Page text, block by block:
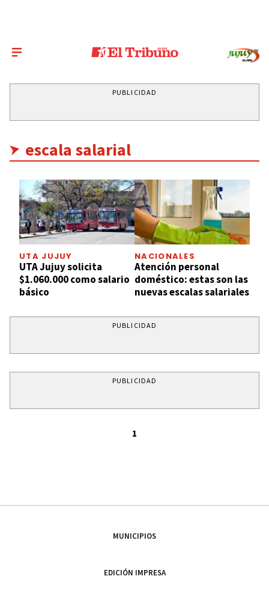
PUBLICIDAD
escala salarial
UTA JUJUY
UTA Jujuy solicita
$1.060.000 como salario
básico
NACIONALES
Atención personal
doméstico: estas son las
nuevas escalas salariales
PUBLICIDAD
PUBLICIDAD
1
MUNICIPIOS
EDICIÓN IMPRESA